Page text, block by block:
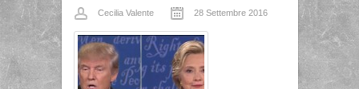
Cecilia Valente 28 Settembre 2016